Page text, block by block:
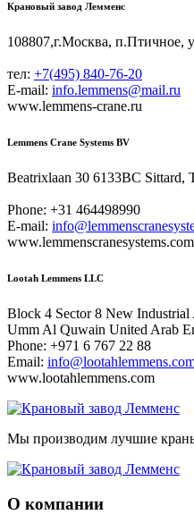
Крановый завод Лемменс
108807,г.Москва, п.Птичное,
тел: +7(495) 840-76-20
E-mail: info.lemmens@mail.ru
www.lemmens-crane.ru
Lemmens Crane Systems BV
Beatrixlaan 30 6133BC Sittard,
Phone: +31 464498990
E-mail:
www.lemmenscranesystems.com
Lootah Lemmens LLC
Block 4 Sector 8 New Industrial
Umm Al Quwain United Arab
Phone: +971 6 767 22 88
Email:
www.lootahlemmens.com
Мы производим лучшие
О компании